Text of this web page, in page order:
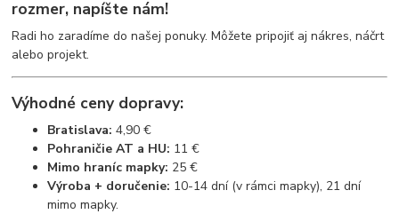
rozmer, napíšte nám!
Radi ho zaradíme do našej ponuky. Môžete pripojiť aj nákres, náčrt
alebo projekt.
Výhodné ceny dopravy:
Bratislava: 4,90 €
Pohraničie AT a HU: 11 €
Mimo hraníc mapky: 25 €
Výroba + doručenie: 10-14 dní (v rámci mapky), 21 dní
mimo mapky.